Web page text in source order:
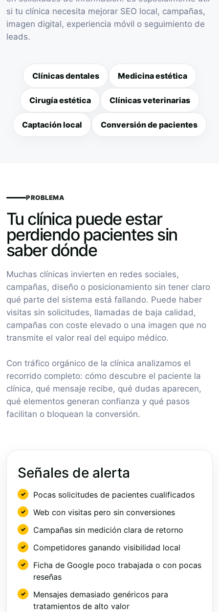
si tu clínica necesita mejorar SEO local, campañas,
imagen digital, experiencia móvil o seguimiento de
leads.
Clínicas dentales Medicina estética
Cirugía estética Clínicas veterinarias
Captación local Conversión de pacientes
PROBLEMA
Tu clínica puede estar
perdiendo pacientes sin
saber dónde
Muchas clínicas invierten en redes sociales,
campañas, diseño o posicionamiento sin tener claro
qué parte del sistema está fallando. Puede haber
visitas sin solicitudes, llamadas de baja calidad,
campañas con coste elevado o una imagen que no
transmite el valor real del equipo médico.
Con tráfico orgánico de la clínica analizamos el
recorrido completo: cómo descubre el paciente la
clínica, qué mensaje recibe, qué dudas aparecen,
qué elementos generan confianza y qué pasos
facilitan o bloquean la conversión.
Señales de alerta
Pocas solicitudes de pacientes cualificados
Web con visitas pero sin conversiones
Campañas sin medición clara de retorno
Competidores ganando visibilidad local
Ficha de Google poco trabajada o con pocas
reseñas
Mensajes demasiado genéricos para
tratamientos de alto valor